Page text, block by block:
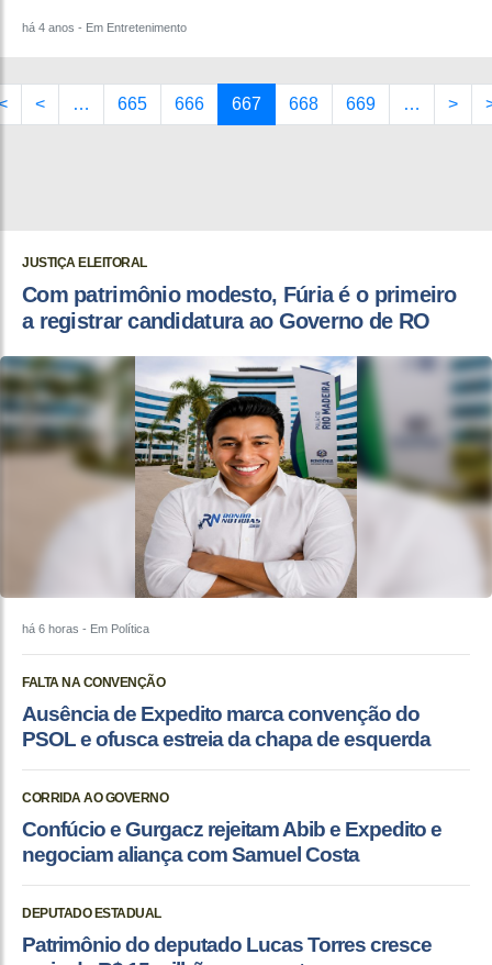
há 4 anos - Em Entretenimento
< … 665 666 667 668 669 … >
JUSTIÇA ELEITORAL
Com patrimônio modesto, Fúria é o primeiro
a registrar candidatura ao Governo de RO
há 6 horas - Em Política
FALTA NA CONVENÇÃO
Ausência de Expedito marca convenção do
PSOL e ofusca estreia da chapa de esquerda
CORRIDA AO GOVERNO
Confúcio e Gurgacz rejeitam Abib e Expedito e
negociam aliança com Samuel Costa
DEPUTADO ESTADUAL
Patrimônio do deputado Lucas Torres cresce